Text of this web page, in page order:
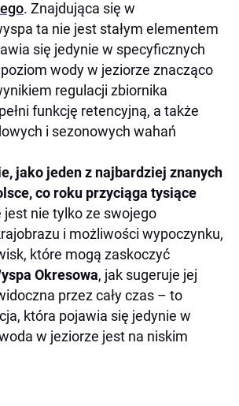
. Znajdująca się w
ta nie jest stałym elementem
się jedynie w specyficznych
wody w jeziorze znacząco
regulacji zbiornika
funkcję retencyjną, a także
i sezonowych wahań
jako jeden z najbardziej znanych
co roku przyciąga tysiące
jest nie tylko ze swojego
i możliwości wypoczynku,
które mogą zaskoczyć
Okresowa, jak sugeruje jej
przez cały czas – to
która pojawia się jedynie w
w jeziorze jest na niskim